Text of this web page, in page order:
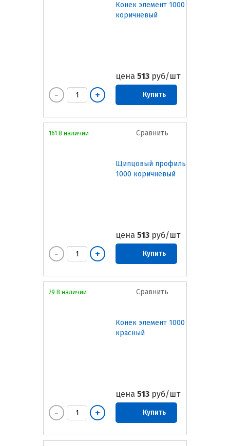
Конек элемент 1000
коричневый
цена 513 руб/шт
Купить
Сравнить
Щипцовый профиль
1000 коричневый
цена 513 руб/шт
Купить
161 В наличии
Сравнить
Конек элемент 1000
красный
цена 513 руб/шт
Купить
79 В наличии